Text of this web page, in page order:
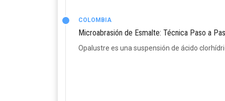
COLOMBIA
Microabrasión de Esmalte: Técnica Paso a
Opalustre es una suspensión de ácido